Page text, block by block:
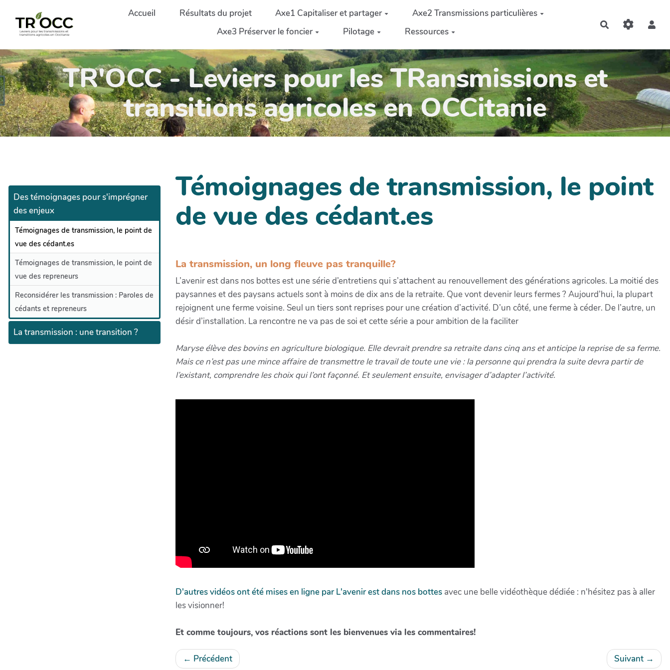
Aller au contenu principal Accueil Résultats du projet Axe1 Capitaliser et partager
Axe2 Transmissions particulières
Axe3 Préserver le foncier
Pilotage Ressources
Rechercher
TR'OCC - Leviers pour les TRansmissions et
transitions agricoles en OCCitanie
Des témoignages pour s'imprégner
des enjeux
Témoignages de transmission, le point de
vue des cédant.es
Témoignages de transmission, le point de
vue des repreneurs
Reconsidérer les transmission : Paroles de
cédants et repreneurs
La transmission : une transition ?
Témoignages de transmission, le point
de vue des cédant.es
La transmission, un long fleuve pas tranquille?
L’avenir est dans nos bottes est une série d’entretiens qui s’attachent au renouvellement des générations agricoles. La moitié des
paysannes et des paysans actuels sont à moins de dix ans de la retraite. Que vont devenir leurs fermes ? Aujourd’hui, la plupart
rejoignent une ferme voisine. Seul un tiers sont reprises pour une création d’activité. D’un côté, une ferme à céder. De l’autre, un
désir d’installation. La rencontre ne va pas de soi et cette série a pour ambition de la faciliter
Maryse élève des bovins en agriculture biologique. Elle devrait prendre sa retraite dans cinq ans et anticipe la reprise de sa ferme.
Mais ce n’est pas une mince affaire de transmettre le travail de toute une vie : la personne qui prendra la suite devra partir de
l’existant, comprendre les choix qui l’ont façonné. Et seulement ensuite, envisager d’adapter l’activité.
D'autres vidéos ont été mises en ligne par L'avenir est dans nos bottes avec une belle vidéothèque dédiée : n'hésitez pas à aller
les visionner!
Et comme toujours, vos réactions sont les bienvenues via les commentaires!
← Précédent Suivant →